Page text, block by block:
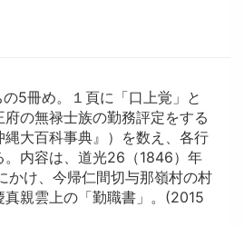
5冊め。１頁に「口上覚」と
の無禄士族の勤務評定をする
大百科事典』）を数え、各行
。内容は、道光26（1846）年
かけ、今帰仁間切与那嶺村の村
親雲上の「勤職書」。(2015